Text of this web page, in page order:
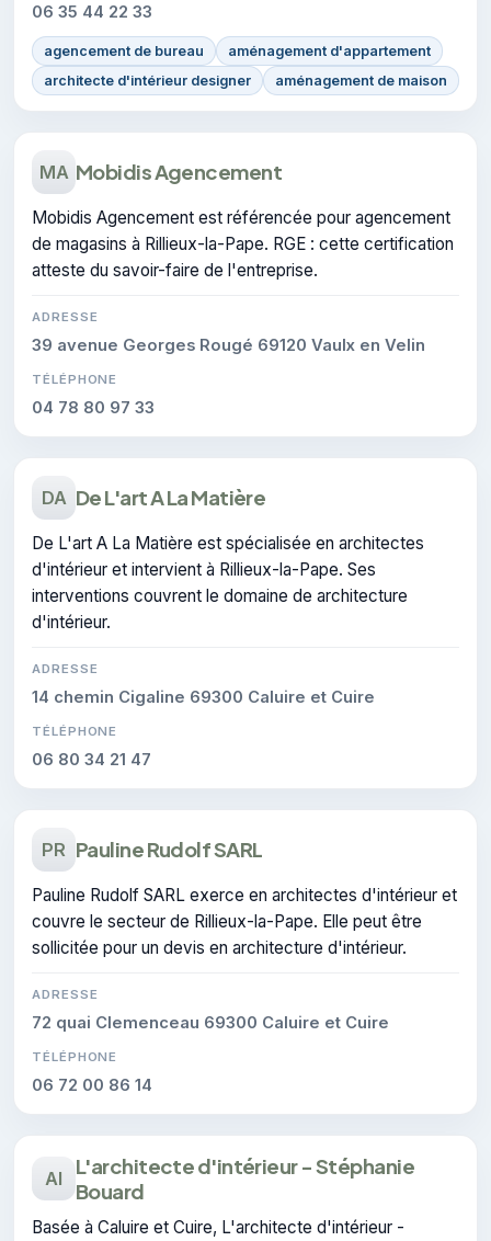
06 35 44 22 33
agencement de bureau
aménagement d'appartement
architecte d'intérieur designer
aménagement de maison
MA Mobidis Agencement
Mobidis Agencement est référencée pour agencement
de magasins à Rillieux-la-Pape. RGE : cette certification
atteste du savoir-faire de l'entreprise.
ADRESSE
39 avenue Georges Rougé 69120 Vaulx en Velin
TÉLÉPHONE
04 78 80 97 33
DA De L'art A La Matière
De L'art A La Matière est spécialisée en architectes
d'intérieur et intervient à Rillieux-la-Pape. Ses
interventions couvrent le domaine de architecture
d'intérieur.
ADRESSE
14 chemin Cigaline 69300 Caluire et Cuire
TÉLÉPHONE
06 80 34 21 47
PR Pauline Rudolf SARL
Pauline Rudolf SARL exerce en architectes d'intérieur et
couvre le secteur de Rillieux-la-Pape. Elle peut être
sollicitée pour un devis en architecture d'intérieur.
ADRESSE
72 quai Clemenceau 69300 Caluire et Cuire
TÉLÉPHONE
06 72 00 86 14
AI
L'architecte d'intérieur - Stéphanie
Bouard
Basée à Caluire et Cuire, L'architecte d'intérieur -